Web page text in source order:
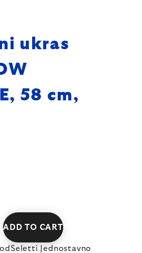
ukras
58 cm,
ADD TO CART
Jednostavno